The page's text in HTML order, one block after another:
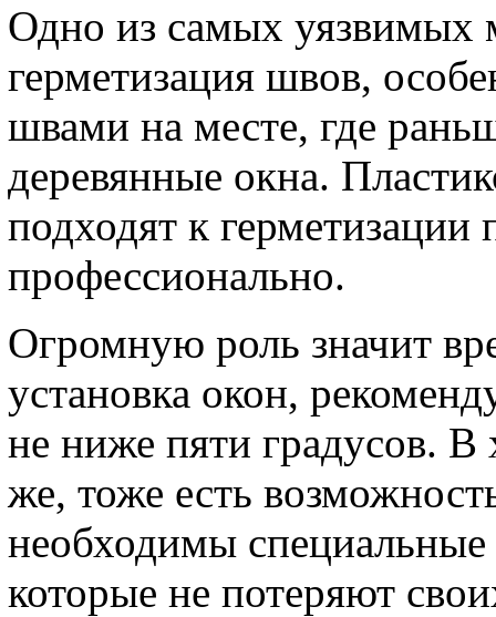
Одно из самых уязвимых
герметизация швов,
швами на месте, где
деревянные окна.
подходят к герметизации
профессионально.
Огромную роль значит
установка окон,
не ниже пяти градусов. В
же, тоже есть
необходимы
которые не потеряют